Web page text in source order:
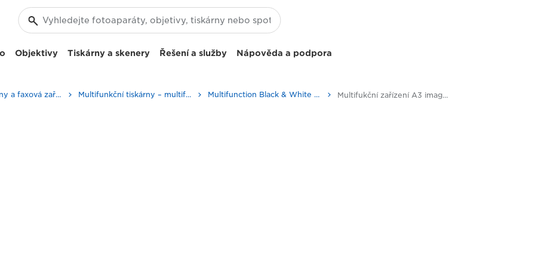
Objektivy Tiskárny a skenery Řešení a služby Nápověda a podpora
Firemní tiskárny a faxová zařízení Multifunkční tiskárny – multifunkční tiskárny Multifunction Black & White Printers Multifukční zařízení A3 imageRUNNER 2206iF